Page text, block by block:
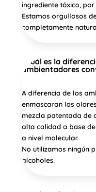
ingrediente tóxico,
Estamos orgullosos
completamente
¿Cuál es la
ambientadores
A diferencia de los
enmascaran los
mezcla patentada de
alta calidad a base
a nivel molecular.
No utilizamos ningún
alcoholes.